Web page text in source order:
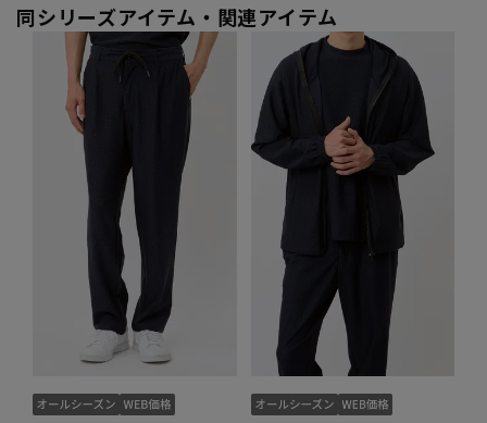
同シリーズアイテム・関連アイテム